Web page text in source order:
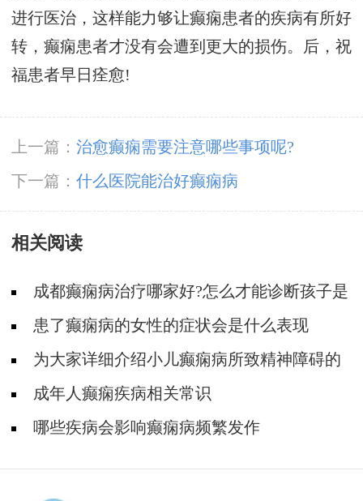
进行医治，这样能力够让癫痫患者的疾病有所好
转，癫痫患者才没有会遭到更大的损伤。后，祝
福患者早日痊愈!
上一篇： 治愈癫痫需要注意哪些事项呢?
下一篇： 什么医院能治好癫痫病
相关阅读
成都癫痫病治疗哪家好?怎么才能诊断孩子是
不是得了癫痫?
患了癫痫病的女性的症状会是什么表现
为大家详细介绍小儿癫痫病所致精神障碍的
分类及表现
成年人癫痫疾病相关常识
哪些疾病会影响癫痫病频繁发作